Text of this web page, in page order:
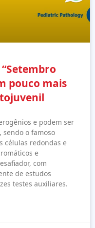
pouco mais
e podem ser
sendo o famoso
células redondas e
e
com
de estudos
testes auxiliares.